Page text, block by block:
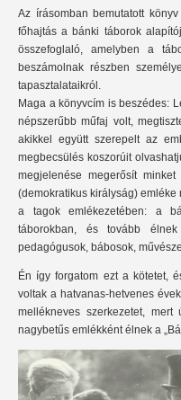
Az írásomban bemutatott
főhajtás a bánki táborok
összefoglaló, amelyben a
beszámolnak részben
tapasztalataikról.
Maga a könyvcím is beszédes:
népszerűbb műfaj volt,
akikkel együtt szerepelt az
megbecsülés koszorúit
megjelenése megerősít
(demokratikus királyság)
a tagok emlékezetében: a
táborokban, és tovább
pedagógusok, bábosok,
Én így forgatom ezt a kötetet,
voltak a hatvanas-hetvenes
mellékneves szerkezetet,
nagybetűs emlékként élnek a